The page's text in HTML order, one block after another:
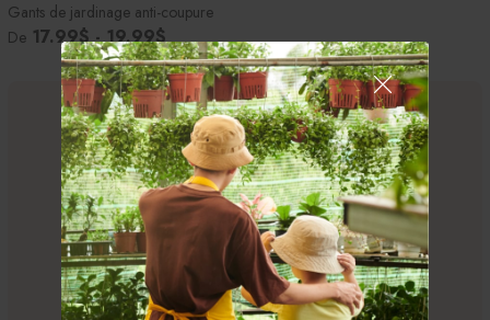
Gants de jardinage anti-coupure
De 17.99$ - 19.99$